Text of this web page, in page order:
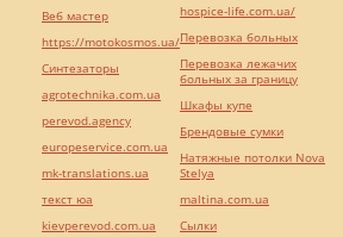
Веб мастер
https://motokosmos.ua/
Синтезаторы
agrotechnika.com.ua
perevod.agency
europeservice.com.ua
mk-translations.ua
текст юа
kievperevod.com.ua
hospice-life.com.ua/
Перевозка больных
Перевозка лежачих
больных за границу
Шкафы купе
Брендовые сумки
Натяжные потолки Nova
Stelya
maltina.com.ua
Cылки